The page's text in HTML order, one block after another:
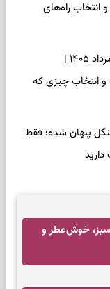
انتخاب راه‌های
فال شمع امروز چهارشنبه ۱۴ مرداد ۱۴۰۵ |
انتخاب چیزی که
پنهان شده؛ فقط
خوش‌عطر و